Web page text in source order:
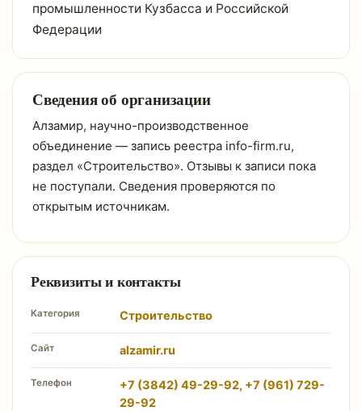
промышленности Кузбасса и Российской
Федерации
Сведения об организации
Алзамир, научно-производственное
объединение — запись реестра info-firm.ru,
раздел «Строительство». Отзывы к записи пока
не поступали. Сведения проверяются по
открытым источникам.
Реквизиты и контакты
Категория Строительство
Сайт alzamir.ru
Телефон
+7 (3842) 49-29-92, +7 (961) 729-
29-92